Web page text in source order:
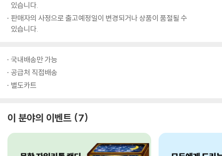
있습니다.
판매자의 사정으로 출고예정일이 변경되거나 상품이 품절될 수
있습니다.
국내배송만 가능
공급처 직접배송
별도카트
이 분야의 이벤트 7